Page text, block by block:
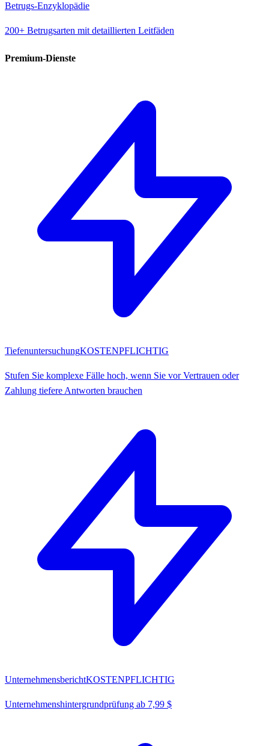
Betrugs-Enzyklopädie
200+ Betrugsarten mit detaillierten Leitfäden
Premium-Dienste
TiefenuntersuchungKOSTENPFLICHTIG
Stufen Sie komplexe Fälle hoch, wenn Sie vor Vertrauen oder
Zahlung tiefere Antworten brauchen
UnternehmensberichtKOSTENPFLICHTIG
Unternehmenshintergrundprüfung ab 7,99 $